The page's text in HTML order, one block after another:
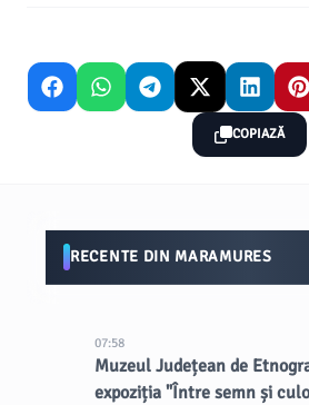
COPIAZĂ
RECENTE DIN MARAMURES
07:58
Muzeul Județean de
expoziția "Între semn și